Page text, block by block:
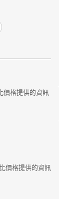
價格提供的資訊
價格提供的資訊